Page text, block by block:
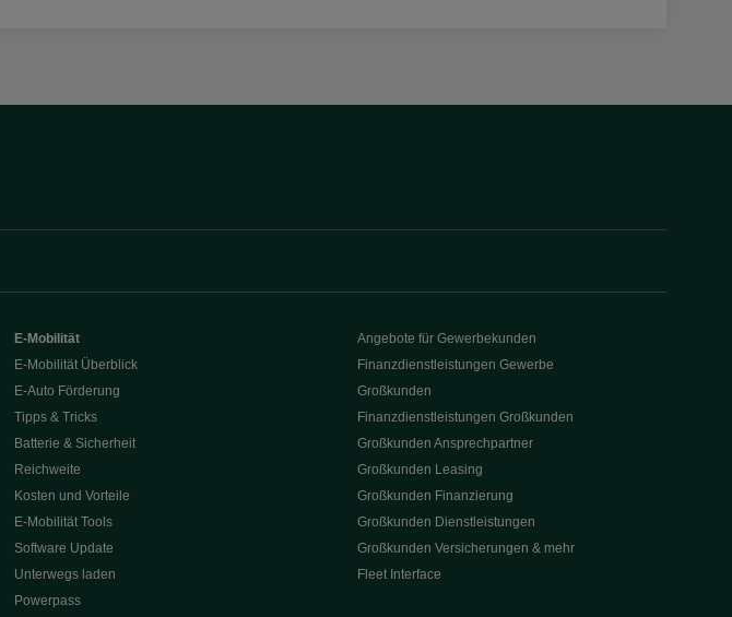
E-Mobilität
E-Mobilität Überblick
E‑Auto Förderung
Tipps & Tricks
Batterie & Sicherheit
Reichweite
Kosten und Vorteile
E-Mobilität Tools
Software Update
Unterwegs laden
Powerpass
Angebote für Gewerbekunden
Finanzdienstleistungen Gewerbe
Großkunden
Finanzdienstleistungen Großkunden
Großkunden Ansprechpartner
Großkunden Leasing
Großkunden Finanzierung
Großkunden Dienstleistungen
Großkunden Versicherungen & mehr
Fleet Interface